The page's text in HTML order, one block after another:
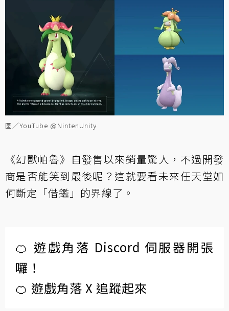
圖／YouTube @NintenUnity
《幻獸帕魯》自發售以來銷量驚人，不過開發
商是否能笑到最後呢？這就要看未來任天堂如
何斷定「借鑑」的界線了。
🍊 遊戲角落 Discord 伺服器開張
囉！
🍊 遊戲角落 X 追蹤起來